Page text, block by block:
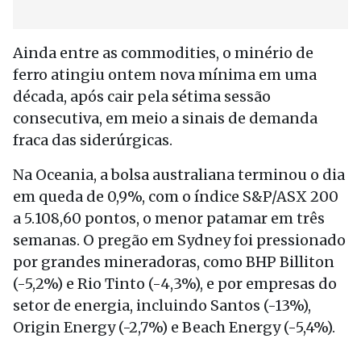
Ainda entre as commodities, o minério de
ferro atingiu ontem nova mínima em uma
década, após cair pela sétima sessão
consecutiva, em meio a sinais de demanda
fraca das siderúrgicas.
Na Oceania, a bolsa australiana terminou o dia
em queda de 0,9%, com o índice S&P/ASX 200
a 5.108,60 pontos, o menor patamar em três
semanas. O pregão em Sydney foi pressionado
por grandes mineradoras, como BHP Billiton
(-5,2%) e Rio Tinto (-4,3%), e por empresas do
setor de energia, incluindo Santos (-13%),
Origin Energy (-2,7%) e Beach Energy (-5,4%).